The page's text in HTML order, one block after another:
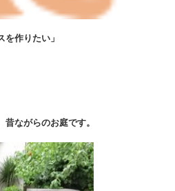
作りたい」
ながらのお庭です。